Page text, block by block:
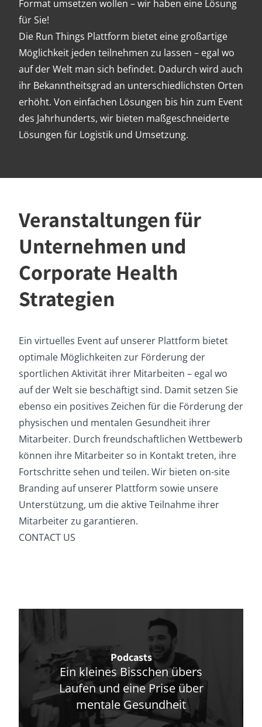
Format umsetzen wollen – wir haben eine Lösung
für Sie!
Die Run Things Plattform bietet eine großartige
Möglichkeit jeden teilnehmen zu lassen – egal wo
auf der Welt man sich befindet. Dadurch wird auch
ihr Bekanntheitsgrad an unterschiedlichsten Orten
erhöht. Von einfachen Lösungen bis hin zum Event
des Jahrhunderts, wir bieten maßgeschneiderte
Lösungen für Logistik und Umsetzung.
Veranstaltungen für
Unternehmen und
Corporate Health
Strategien
Ein virtuelles Event auf unserer Plattform bietet
optimale Möglichkeiten zur Förderung der
sportlichen Aktivität ihrer Mitarbeiten – egal wo
auf der Welt sie beschäftigt sind. Damit setzen Sie
ebenso ein positives Zeichen für die Förderung der
physischen und mentalen Gesundheit ihrer
Mitarbeiter. Durch freundschaftlichen Wettbewerb
können ihre Mitarbeiter so in Kontakt treten, ihre
Fortschritte sehen und teilen. Wir bieten on-site
Branding auf unserer Plattform sowie unsere
Unterstützung, um die aktive Teilnahme ihrer
Mitarbeiter zu garantieren.
CONTACT US
Podcasts
Ein kleines Bisschen übers
Laufen und eine Prise über
mentale Gesundheit